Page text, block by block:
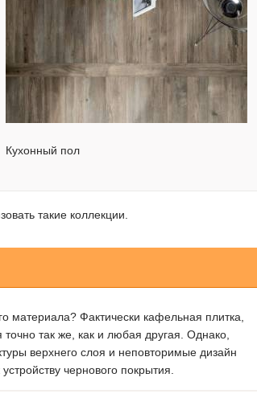
Кухонный пол
такие коллекции.
материала? Фактически кафельная плитка,
так же, как и любая другая. Однако,
верхнего слоя и неповторимые дизайн
чернового покрытия.